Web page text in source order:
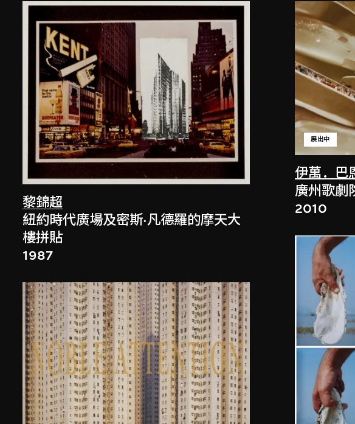
黎錦超
紐約時代廣場及密斯·凡德羅的摩天大
樓拼貼
1987
伊萬．巴
展出中
廣州歌劇
2010